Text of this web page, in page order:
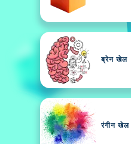
ब्रेन खेल
रंगीन खेल